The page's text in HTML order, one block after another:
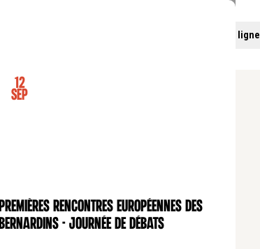
Cours en ligne
CONFÉRENCE
12
Sep
Premières rencontres européennes des
Bernardins - Journée de débats